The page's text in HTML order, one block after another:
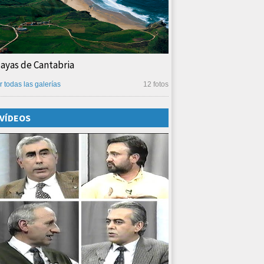
de Cantabria
12 fotos
todas las galerías
VÍDEOS